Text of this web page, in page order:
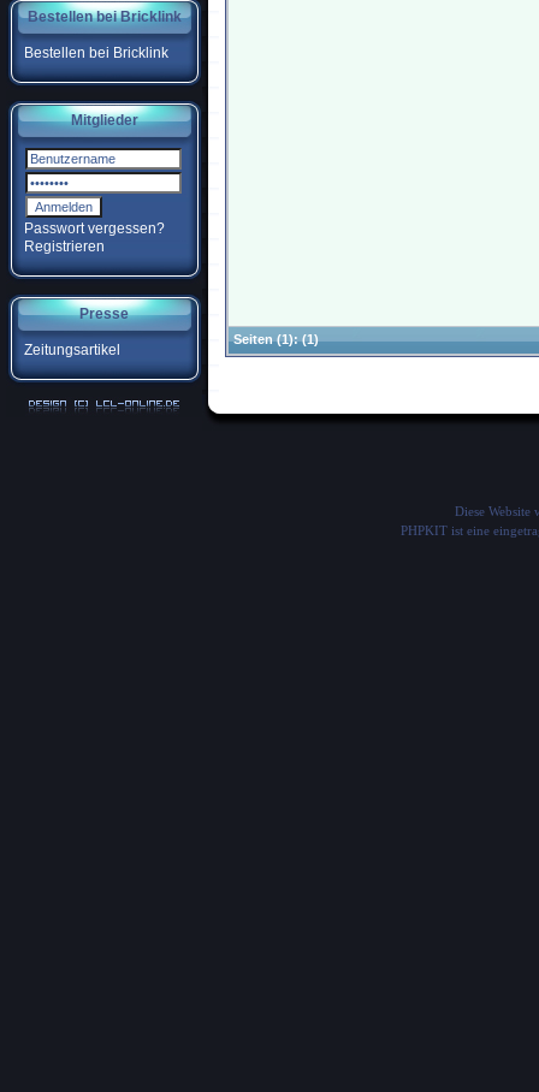
Bestellen bei Bricklink
Bestellen bei Bricklink
Mitglieder
Passwort vergessen?
Registrieren
Presse
Zeitungsartikel
Seiten(1):(1)
Diese Website
PHPKIT ist eine